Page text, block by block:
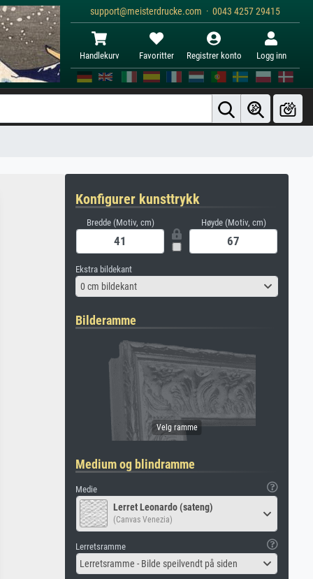
support@meisterdrucke.com · 0043 4257 29415
Handlekurv Favoritter Registrer konto Logg inn
Konfigurer kunsttrykk
Bredde (Motiv, cm) Høyde (Motiv, cm)
Ekstra bildekant
0 cm bildekant
Bilderamme
Medium og blindramme
Medie
Lerret Leonardo (sateng)
(Canvas Venezia)
Lerretsramme
Lerretsramme - Bilde speilvendt på siden